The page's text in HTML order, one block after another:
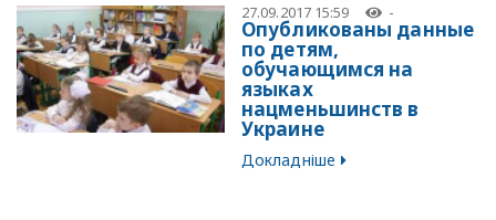
27.09.2017 15:59 -
Опубликованы данные
по детям,
обучающимся на
языках
нацменьшинств в
Украине
Докладніше